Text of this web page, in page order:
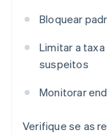
Bloquear
Limitar a
suspeitos
Monitorar
Verifique se as